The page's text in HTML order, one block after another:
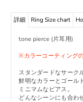
詳細 Ring Size chart
tone pierce (片耳用)
※カラーコーティング
スタンダードなサーク
鮮明なカラーとゴール
ミニマムなピアス。
どんなシーンにも合わ